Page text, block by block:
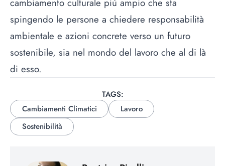
spingendo le persone a chiedere responsabilità
ambientale e azioni concrete verso un futuro
sostenibile, sia nel mondo del lavoro che al di là
di esso.
TAGS:
Cambiamenti Climatici
Lavoro
Sostenibilità